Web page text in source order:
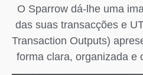
O Sparrow dá-lhe uma
das suas transacções e
Transaction Outputs)
forma clara, organizada e